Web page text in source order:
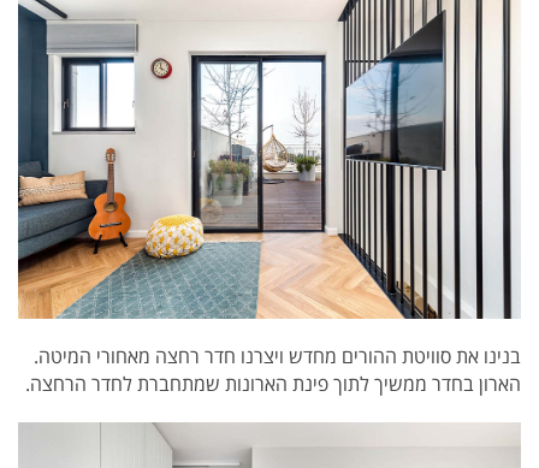
בנינו את סוויטת ההורים מחדש ויצרנו חדר רחצה מאחורי המיטה.
הארון בחדר ממשיך לתוך פינת הארונות שמתחברת לחדר הרחצה.